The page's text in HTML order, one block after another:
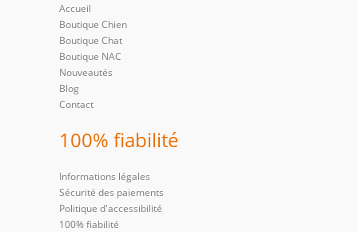
Accueil
Boutique Chien
Boutique Chat
Boutique NAC
Nouveautés
Blog
Contact
100% fiabilité
Informations légales
Sécurité des paiements
Politique d'accessibilité
100% fiabilité